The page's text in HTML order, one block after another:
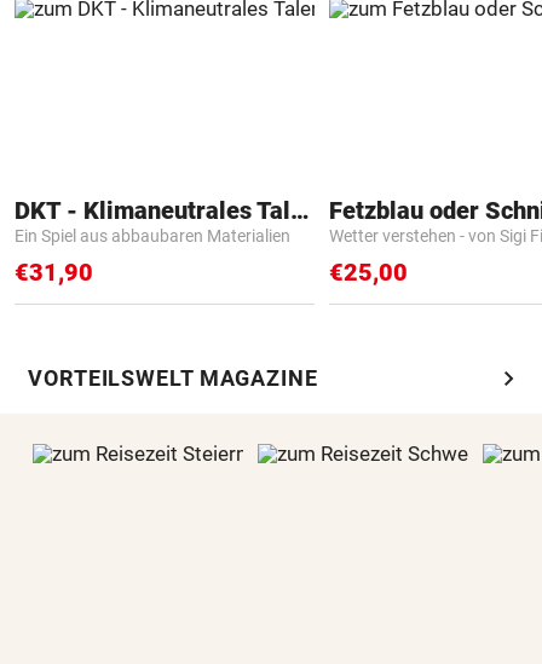
DKT - Klimaneutrales Talent
Ein Spiel aus abbaubaren Materialien
€31,90
Fetzblau oder
Wetter verstehen - von Sigi
€25,00
VORTEILSWELT MAGAZINE chevron_right